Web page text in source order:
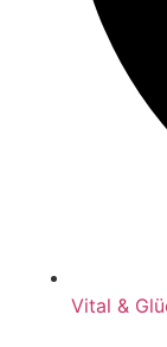
Vital &